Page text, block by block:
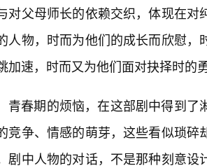
对父母师长的依赖交织，体现在
人物，时而为他们的成长而欣慰
加速，时而又为他们面对抉择时的
青春期的烦恼，在这部剧中得到
竞争、情感的萌芽，这些看似琐
剧中人物的对话，不是那种刻意